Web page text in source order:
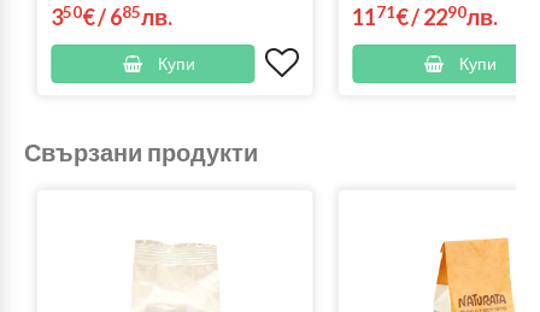
350€/685лв.
Купи
1171€/2290лв.
Купи
Свързани продукти